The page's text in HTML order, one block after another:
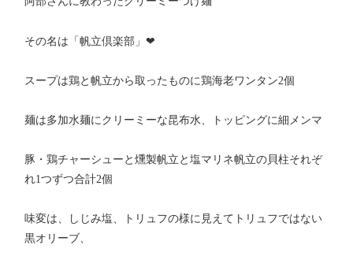
その名は「帆立倶楽部」❤
スープは鶏と帆立から取ったものに鶏海老ワンタン2個
麺は多加水麺にクリーミーな昆布水、トッピングに細メンマ
豚・鶏チャーシューと燻製帆立と塩マリネ帆立の貝柱それぞ
れ1つずつ合計2個
味変は、しじみ塩、トリュフの様に見えてトリュフではない
黒オリーブ、